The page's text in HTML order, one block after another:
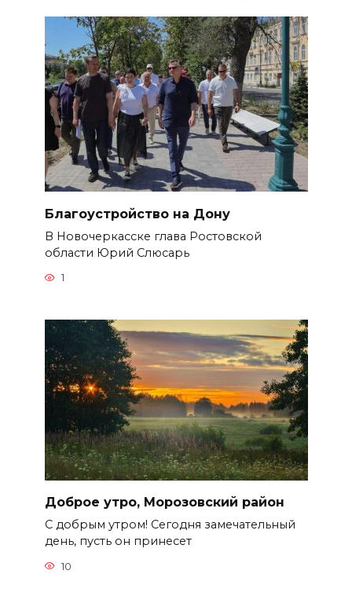
Благоустройство на Дону
В Новочеркасске глава Ростовской
области Юрий Слюсарь
1
Доброе утро, Морозовский район
С добрым утром! Сегодня замечательный
день, пусть он принесет
10